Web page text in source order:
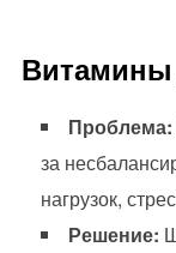
Проблема:
за
нагрузок,
Решение: